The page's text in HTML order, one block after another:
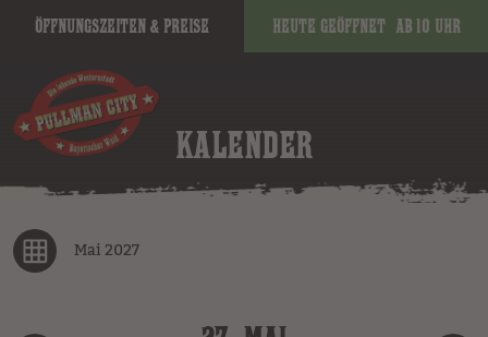
Öffnungszeiten & Preise Heute geöffnet ab 10 Uhr
KALENDER
Mai 2027